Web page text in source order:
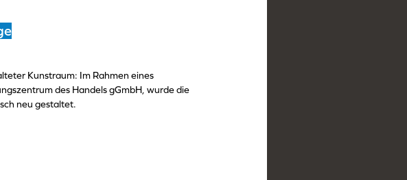
Kunstraum: Im Rahmen eines
des Handels gGmbH, wurde die
neu gestaltet.